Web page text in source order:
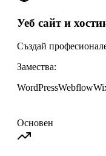
Уеб сайт и
Създай
Замества:
WordPressWebflow
Основен